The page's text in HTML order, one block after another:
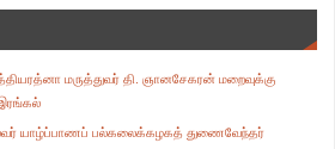
மருத்துவர் தி. ஞானசேகரன் மறைவுக்கு
யாழ்ப்பாணப் பல்கலைக்கழகத் துணைவேந்தர்